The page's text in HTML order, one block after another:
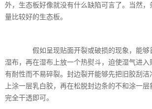
外，生态板好像就没有什么缺陷可言了。当然
量比较好的生态板。
假如呈现贴面开裂或破损的现象，能够
湿布，再在湿布上放一个热熨斗，迫使湿气进入
有耐性而不易碎裂。封边裂开能够先把旧胶刮
上涂一层乳白胶，再在松脱封边条的不和涂一
完全干透即可。